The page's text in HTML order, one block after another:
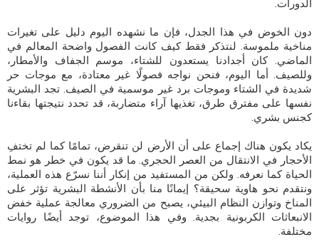
الدورات.
دون الخوض في هذا الجدل، فإن ما نشهده اليوم دليل على تغيرات
مناخية ملموسة. لنتذكر فقط كيف كانت الفصول واضحة المعالم في
الماضي. كان أجدادنا يستعدون للشتاء، موسم الجفاف والأمطار،
وللصيف. أما اليوم، فنحن نواجه فصولًا غير معتادة، مع موجات حر
شديدة في الشتاء وموجات برد غير موسمية في الصيف. تجد البشرية
نفسها على مفترق طرق، تغذيها آراء متضاربة، قد تحدد نتيجتها بقاءنا
كجنس بشري.
يكاد يكون هناك إجماع على أن الأرض لن تنقرض، تمامًا كما لم تختفِ
الأحجار في الانتقال من العصر الحجري. ما قد يكون في خطر هو نمط
الحياة كما نعرفه. ولكن من المستفيد من إنكار أننا نسرّع هذه العملية،
ونتقدم نحو هاوية سحيقة؟ إيمانًا منا بأن الأنشطة البشرية تؤثر على
المناخ وتوازن النظام البيئي، يصبح من الضروري معالجة عملية خفض
الانبعاثات الكربونية بجدية. وفي هذا الموضوع، توجد أيضًا روايات
مختلفة.